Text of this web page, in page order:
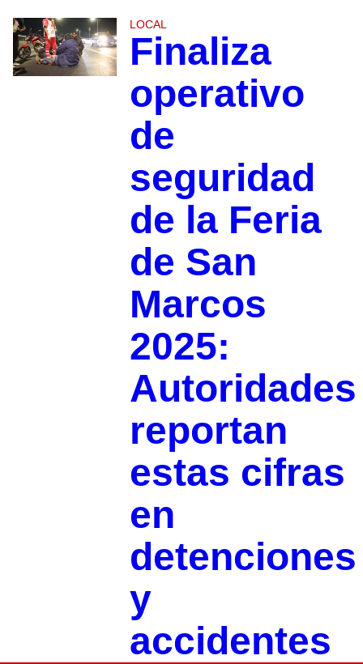
LOCAL
Finaliza
operativo
de
seguridad
de la Feria
de San
Marcos
2025:
Autoridades
reportan
estas cifras
en
detenciones
y
accidentes